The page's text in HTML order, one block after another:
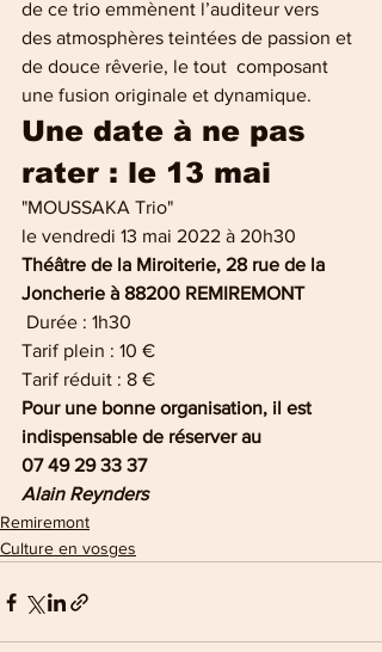
de ce trio emmènent l’auditeur vers
des atmosphères teintées de passion et
de douce rêverie, le tout  composant
une fusion originale et dynamique.
Une date à ne pas
rater : le 13 mai
"MOUSSAKA Trio"
le vendredi 13 mai 2022 à 20h30
Théâtre de la Miroiterie, 28 rue de la
Joncherie à 88200 REMIREMONT
Durée : 1h30
Tarif plein : 10 €
Tarif réduit : 8 €
Pour une bonne organisation, il est
indispensable de réserver au
07 49 29 33 37
Alain Reynders
Remiremont
Culture en vosges